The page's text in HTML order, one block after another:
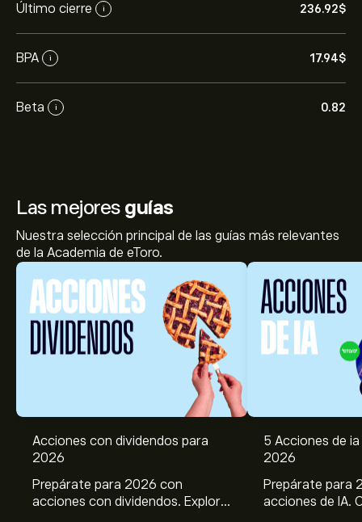
Último cierre i 236.92‎$‎
BPA i 17.94‎$‎
Beta i 0.82
Las mejores guías
Nuestra selección principal de las guías más relevantes
de la Academia de eToro.
Acciones con dividendos para
2026
Prepárate para 2026 con
acciones con dividendos. Explora
5 Acciones de
2026
Prepárate para
acciones de IA.